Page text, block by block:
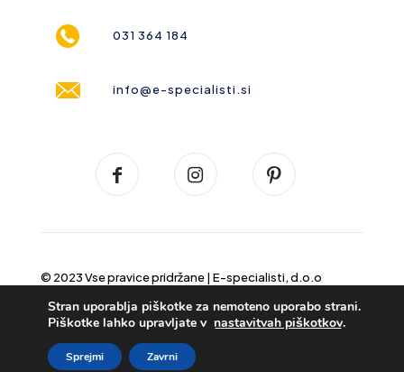
031 364 184
info@e-specialisti.si
© 2023 Vse pravice pridržane | E-specialisti, d.o.o
Stran uporablja piškotke za nemoteno uporabo strani.
Piškotke lahko upravljate v nastavitvah piškotkov.
Sprejmi Zavrni